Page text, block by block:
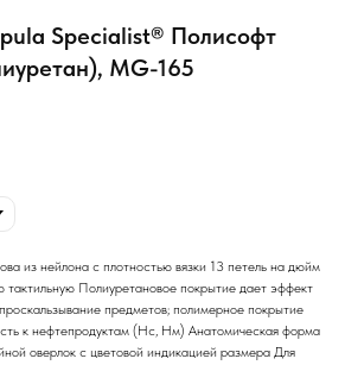
Specialist® Полисофт
MG-165
из нейлона с плотностью вязки 13 петель на дюйм
тактильную Полиуретановое покрытие дает эффект
предметов; полимерное покрытие
к нефтепродуктам (Нс, Нм) Анатомическая форма
оверлок с цветовой индикацией размера Для